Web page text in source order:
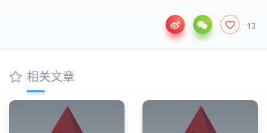
13
相关文章